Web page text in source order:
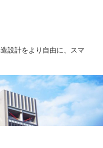
設計をより自由に、スマ